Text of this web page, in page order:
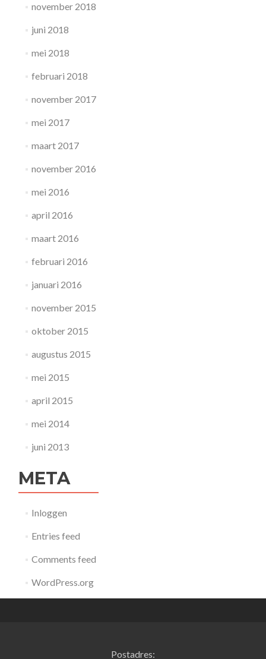
november 2018
juni 2018
mei 2018
februari 2018
november 2017
mei 2017
maart 2017
november 2016
mei 2016
april 2016
maart 2016
februari 2016
januari 2016
november 2015
oktober 2015
augustus 2015
mei 2015
april 2015
mei 2014
juni 2013
META
Inloggen
Entries feed
Comments feed
WordPress.org
Postadres: